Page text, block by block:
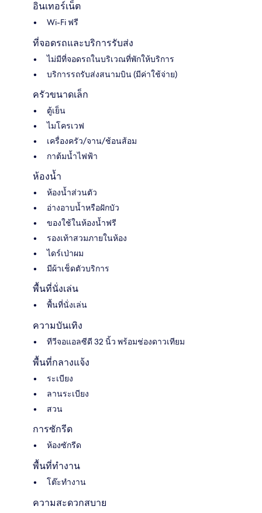
อินเทอร์เน็ต
Wi-Fi ฟรี
ที่จอดรถและบริการรับส่ง
ไม่มีที่จอดรถในบริเวณที่พักให้บริการ
บริการรถรับส่งสนามบิน (มีค่าใช้จ่าย)
ครัวขนาดเล็ก
ตู้เย็น
ไมโครเวฟ
เครื่องครัว/จาน/ช้อนส้อม
กาต้มน้ำไฟฟ้า
ห้องน้ำ
ห้องน้ำส่วนตัว
อ่างอาบน้ำหรือฝักบัว
ของใช้ในห้องน้ำฟรี
รองเท้าสวมภายในห้อง
ไดร์เป่าผม
มีผ้าเช็ดตัวบริการ
พื้นที่นั่งเล่น
พื้นที่นั่งเล่น
ความบันเทิง
ทีวีจอแอลซีดี 32 นิ้ว พร้อมช่องดาวเทียม
พื้นที่กลางแจ้ง
ระเบียง
ลานระเบียง
สวน
การซักรีด
ห้องซักรีด
พื้นที่ทำงาน
โต๊ะทำงาน
ความสะดวกสบาย